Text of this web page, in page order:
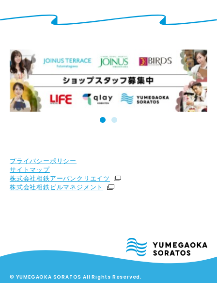
プライバシーポリシー
サイトマップ
株式会社相鉄アーバンクリエイツ
株式会社相鉄ビルマネジメント
© YUMEGAOKA SORATOS All Rights Reserved.